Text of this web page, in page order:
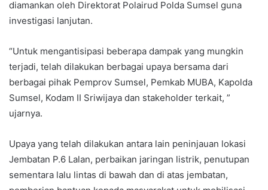
diamankan oleh Direktorat Polairud Polda Sumsel guna
investigasi lanjutan.
“Untuk mengantisipasi beberapa dampak yang mungkin
terjadi, telah dilakukan berbagai upaya bersama dari
berbagai pihak Pemprov Sumsel, Pemkab MUBA, Kapolda
Sumsel, Kodam II Sriwijaya dan stakeholder terkait, ”
ujarnya.
Upaya yang telah dilakukan antara lain peninjauan lokasi
Jembatan P.6 Lalan, perbaikan jaringan listrik, penutupan
sementara lalu lintas di bawah dan di atas jembatan,